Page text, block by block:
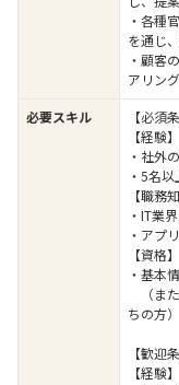
・各種
を通じ
・顧客
アリン
必要スキル
【必須
【経験】
・社外
・5名
【職務
・IT業
・アプ
【資格】
・基本
（ま
ちの方）
【歓迎
【経験】